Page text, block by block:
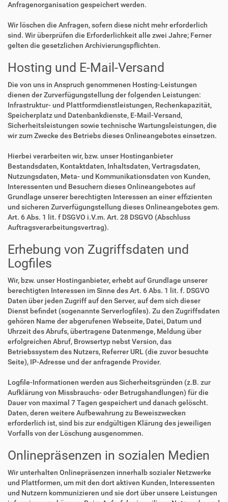
Anfragenorganisation gespeichert werden.
Wir löschen die Anfragen, sofern diese nicht mehr erforderlich
sind. Wir überprüfen die Erforderlichkeit alle zwei Jahre; Ferner
gelten die gesetzlichen Archivierungspflichten.
Hosting und E-Mail-Versand
Die von uns in Anspruch genommenen Hosting-Leistungen
dienen der Zurverfügungstellung der folgenden Leistungen:
Infrastruktur- und Plattformdienstleistungen, Rechenkapazität,
Speicherplatz und Datenbankdienste, E-Mail-Versand,
Sicherheitsleistungen sowie technische Wartungsleistungen, die
wir zum Zwecke des Betriebs dieses Onlineangebotes einsetzen.
Hierbei verarbeiten wir, bzw. unser Hostinganbieter
Bestandsdaten, Kontaktdaten, Inhaltsdaten, Vertragsdaten,
Nutzungsdaten, Meta- und Kommunikationsdaten von Kunden,
Interessenten und Besuchern dieses Onlineangebotes auf
Grundlage unserer berechtigten Interessen an einer effizienten
und sicheren Zurverfügungstellung dieses Onlineangebotes gem.
Art. 6 Abs. 1 lit. f DSGVO i.V.m. Art. 28 DSGVO (Abschluss
Auftragsverarbeitungsvertrag).
Erhebung von Zugriffsdaten und
Logfiles
Wir, bzw. unser Hostinganbieter, erhebt auf Grundlage unserer
berechtigten Interessen im Sinne des Art. 6 Abs. 1 lit. f. DSGVO
Daten über jeden Zugriff auf den Server, auf dem sich dieser
Dienst befindet (sogenannte Serverlogfiles). Zu den Zugriffsdaten
gehören Name der abgerufenen Webseite, Datei, Datum und
Uhrzeit des Abrufs, übertragene Datenmenge, Meldung über
erfolgreichen Abruf, Browsertyp nebst Version, das
Betriebssystem des Nutzers, Referrer URL (die zuvor besuchte
Seite), IP-Adresse und der anfragende Provider.
Logfile-Informationen werden aus Sicherheitsgründen (z.B. zur
Aufklärung von Missbrauchs- oder Betrugshandlungen) für die
Dauer von maximal 7 Tagen gespeichert und danach gelöscht.
Daten, deren weitere Aufbewahrung zu Beweiszwecken
erforderlich ist, sind bis zur endgültigen Klärung des jeweiligen
Vorfalls von der Löschung ausgenommen.
Onlinepräsenzen in sozialen Medien
Wir unterhalten Onlinepräsenzen innerhalb sozialer Netzwerke
und Plattformen, um mit den dort aktiven Kunden, Interessenten
und Nutzern kommunizieren und sie dort über unsere Leistungen